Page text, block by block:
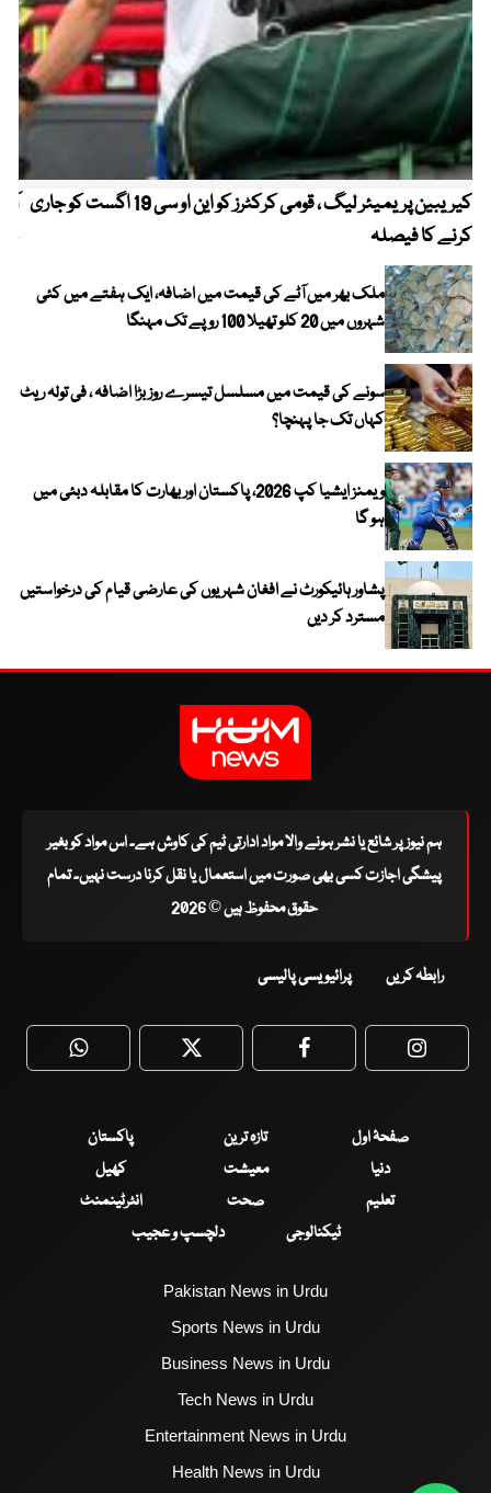
کیریبین پریمیئر لیگ ، قومی کرکٹرز کو این او سی 19 اگست کو جاری
کرنے کا فیصلہ
ملک بھر میں آٹے کی قیمت میں اضافہ، ایک ہفتے میں کئی
شہروں میں 20 کلو تھیلا 100 روپے تک مہنگا
سونے کی قیمت میں مسلسل تیسرے روز بڑا اضافہ ، فی تولہ ریٹ
کہاں تک جا پہنچا؟
ویمنز ایشیا کپ 2026، پاکستان اور بھارت کا مقابلہ دبئی میں
ہو گا
پشاور ہائیکورٹ نے افغان شہریوں کی عارضی قیام کی درخواستیں
مسترد کر دیں
ہم نیوز پر شائع یا نشر ہونے والا مواد ادارتی ٹیم کی کاوش ہے۔ اس مواد کو بغیر
پیشگی اجازت کسی بھی صورت میں استعمال یا نقل کرنا درست نہیں۔ تمام
حقوق محفوظ ہیں © 2026
رابطہ کریں پرائیویسی پالیسی
WhatsApp Twitter Facebook
صفحۂ اول تازہ ترین
پاکستان
دنیا
معیشت
کھیل
تعلیم
صحت
انٹرٹینمنٹ
ٹیکنالوجی
دلچسپ و عجیب
Pakistan News in Urdu
Sports News in Urdu
Business News in Urdu
Tech News in Urdu
Entertainment News in Urdu
Health News in Urdu